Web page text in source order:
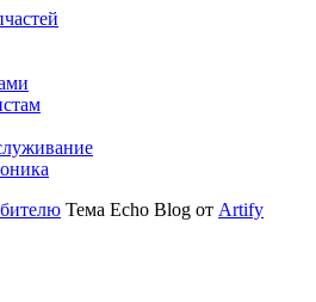
Тема Echo Blog от Artify